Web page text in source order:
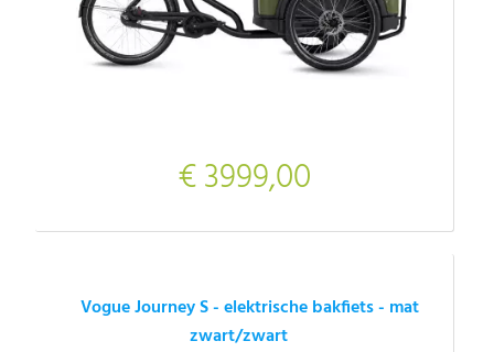
€ 3999,00
Vogue Journey S - elektrische bakfiets - mat
zwart/zwart